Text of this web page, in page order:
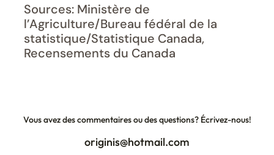
Sources: Ministère de
l’Agriculture/Bureau fédéral de la
statistique/Statistique Canada,
Recensements du Canada
Vous avez des commentaires ou des questions? Écrivez-nous!
originis@hotmail.com